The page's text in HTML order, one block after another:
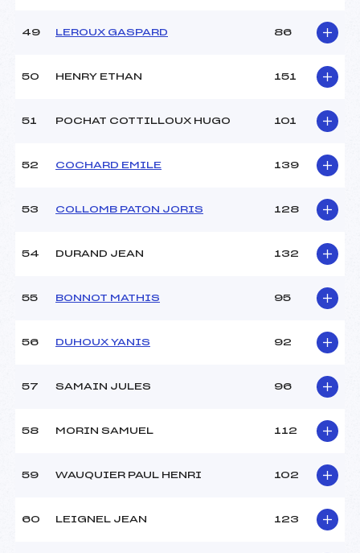
49 LEROUX GASPARD 86
50 HENRY ETHAN 151
51 POCHAT COTTILLOUX HUGO 101
52 COCHARD EMILE 139
53 COLLOMB PATON JORIS 128
54 DURAND JEAN 132
55 BONNOT MATHIS 95
56 DUHOUX YANIS 92
57 SAMAIN JULES 96
58 MORIN SAMUEL 112
59 WAUQUIER PAUL HENRI 102
60 LEIGNEL JEAN 123